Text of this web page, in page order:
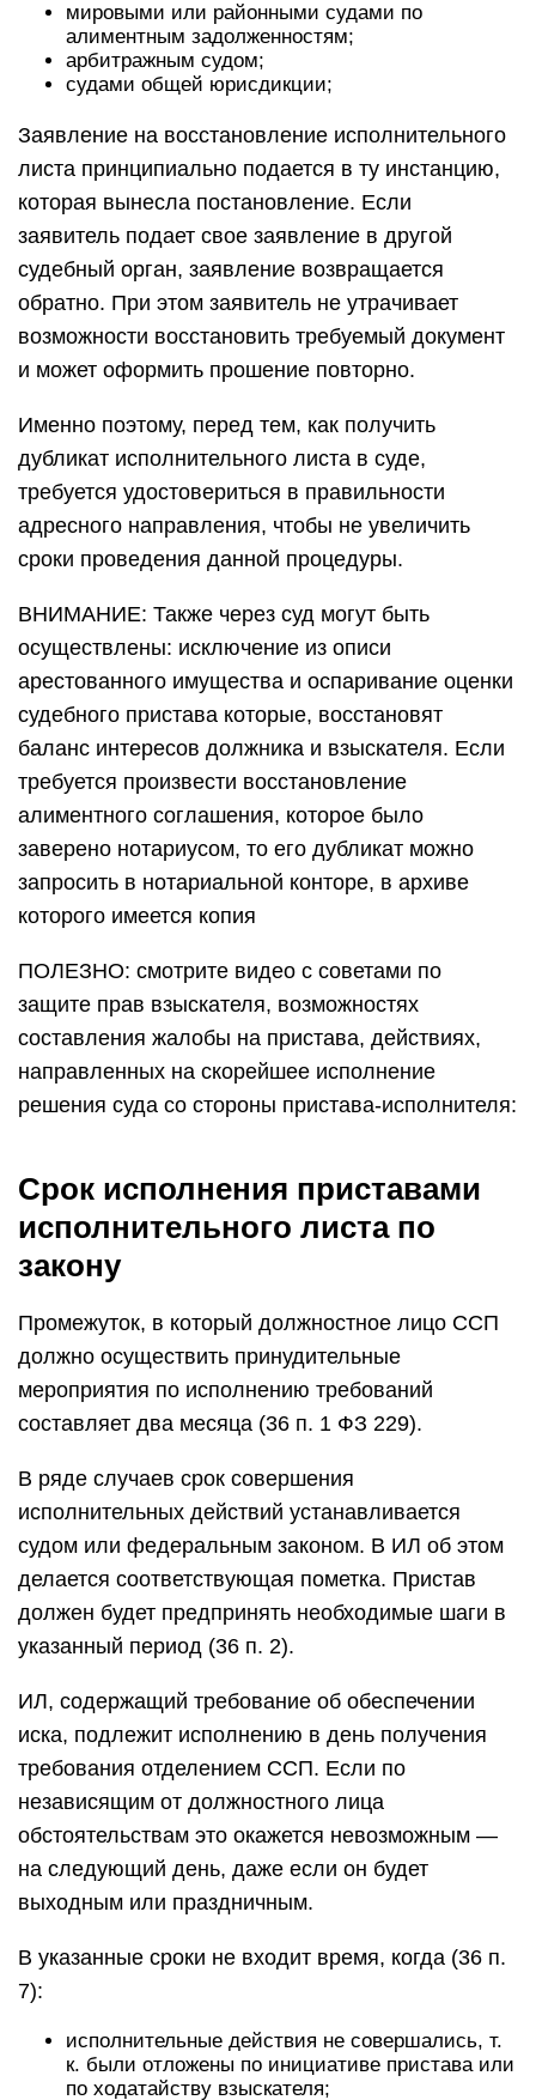
мировыми или районными судами по
алиментным задолженностям;
арбитражным судом;
судами общей юрисдикции;
Заявление на восстановление исполнительного
листа принципиально подается в ту инстанцию,
которая вынесла постановление. Если
заявитель подает свое заявление в другой
судебный орган, заявление возвращается
обратно. При этом заявитель не утрачивает
возможности восстановить требуемый документ
и может оформить прошение повторно.
Именно поэтому, перед тем, как получить
дубликат исполнительного листа в суде,
требуется удостовериться в правильности
адресного направления, чтобы не увеличить
сроки проведения данной процедуры.
ВНИМАНИЕ: Также через суд могут быть
осуществлены: исключение из описи
арестованного имущества и оспаривание оценки
судебного пристава которые, восстановят
баланс интересов должника и взыскателя. Если
требуется произвести восстановление
алиментного соглашения, которое было
заверено нотариусом, то его дубликат можно
запросить в нотариальной конторе, в архиве
которого имеется копия
ПОЛЕЗНО: смотрите видео с советами по
защите прав взыскателя, возможностях
составления жалобы на пристава, действиях,
направленных на скорейшее исполнение
решения суда со стороны пристава-исполнителя:
Срок исполнения приставами
исполнительного листа по
закону
Промежуток, в который должностное лицо ССП
должно осуществить принудительные
мероприятия по исполнению требований
составляет два месяца (36 п. 1 ФЗ 229).
В ряде случаев срок совершения
исполнительных действий устанавливается
судом или федеральным законом. В ИЛ об этом
делается соответствующая пометка. Пристав
должен будет предпринять необходимые шаги в
указанный период (36 п. 2).
ИЛ, содержащий требование об обеспечении
иска, подлежит исполнению в день получения
требования отделением ССП. Если по
независящим от должностного лица
обстоятельствам это окажется невозможным —
на следующий день, даже если он будет
выходным или праздничным.
В указанные сроки не входит время, когда (36 п.
7):
исполнительные действия не совершались, т.
к. были отложены по инициативе пристава или
по ходатайству взыскателя;